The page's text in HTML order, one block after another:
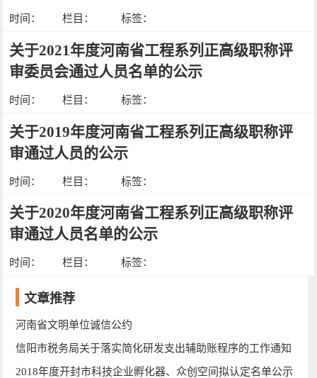
时间： 栏目： 标签：
关于2021年度河南省工程系列正高级职称评
审委员会通过人员名单的公示
时间： 栏目： 标签：
关于2019年度河南省工程系列正高级职称评
审通过人员的公示
时间： 栏目： 标签：
关于2020年度河南省工程系列正高级职称评
审通过人员名单的公示
时间： 栏目： 标签：
文章推荐
河南省文明单位诚信公约
信阳市税务局关于落实简化研发支出辅助账程序的工作通知
2018年度开封市科技企业孵化器、众创空间拟认定名单公示